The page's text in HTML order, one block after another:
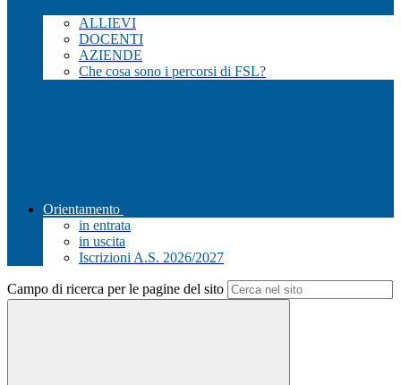
ALLIEVI
DOCENTI
AZIENDE
Che cosa sono i percorsi di FSL?
Orientamento
in entrata
in uscita
Iscrizioni A.S. 2026/2027
Campo di ricerca per le pagine del sito